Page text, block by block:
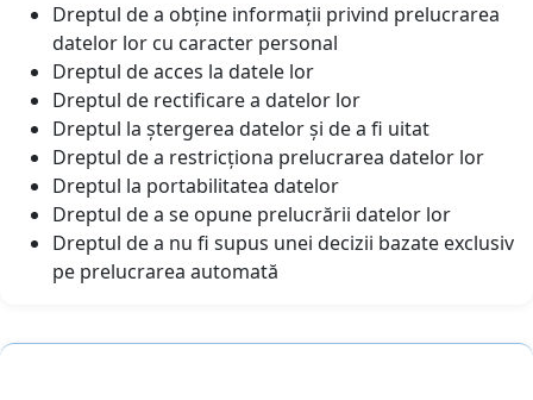
Dreptul de a obține informații privind prelucrarea
datelor lor cu caracter personal
Dreptul de acces la datele lor
Dreptul de rectificare a datelor lor
Dreptul la ștergerea datelor și de a fi uitat
Dreptul de a restricționa prelucrarea datelor lor
Dreptul la portabilitatea datelor
Dreptul de a se opune prelucrării datelor lor
Dreptul de a nu fi supus unei decizii bazate exclusiv
pe prelucrarea automată